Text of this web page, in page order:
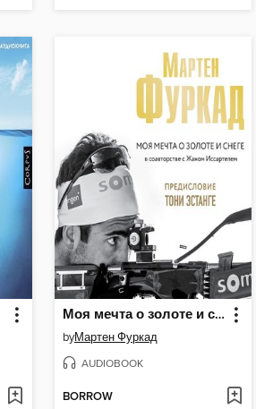
Моя мечта о золоте и снеге
byМартен Фуркад
AUDIOBOOK
BORROW